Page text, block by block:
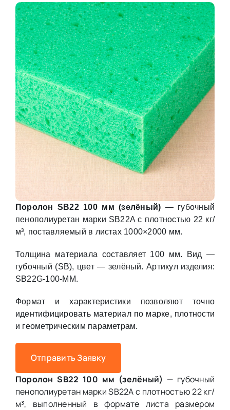
Поролон SB22 100 мм (зелёный) — губочный
пенополиуретан марки SB22A с плотностью 22 кг/
м³, поставляемый в листах 1000×2000 мм.
Толщина материала составляет 100 мм. Вид —
губочный (SB), цвет — зелёный. Артикул изделия:
SB22G-100-MM.
Формат и характеристики позволяют точно
идентифицировать материал по марке, плотности
и геометрическим параметрам.
Отправить Заявку
Поролон SB22 100 мм (зелёный) — губочный
пенополиуретан марки SB22A с плотностью 22 кг/
м³, выполненный в формате листа размером